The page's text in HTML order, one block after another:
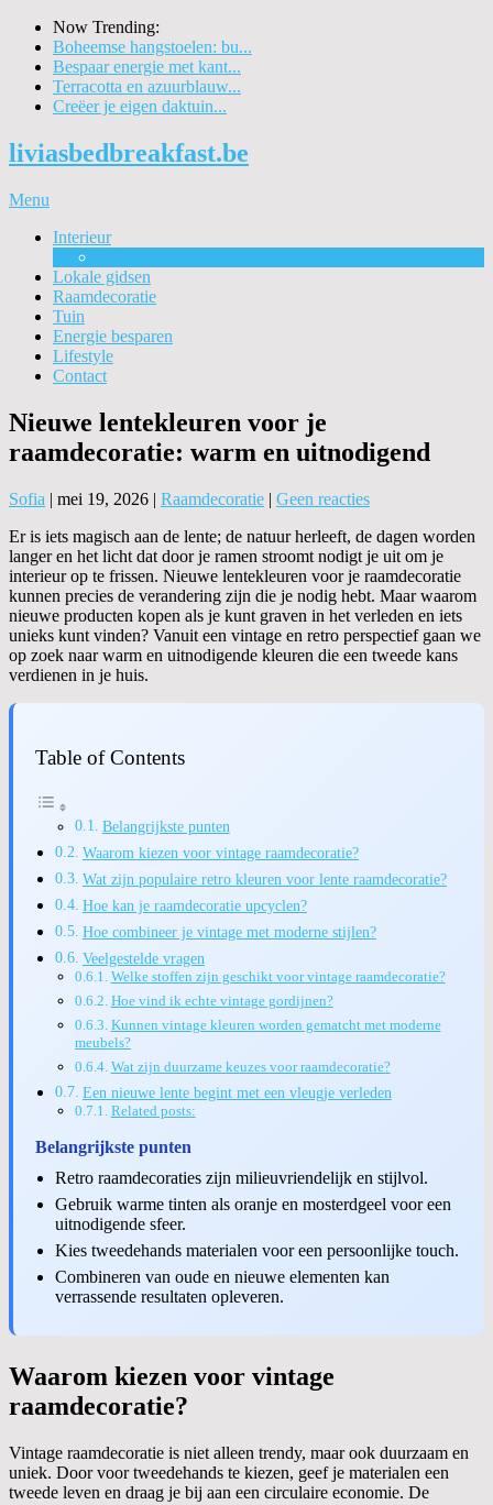
Now Trending:
Boheemse hangstoelen: bu...
Bespaar energie met kant...
Terracotta en azuurblauw...
Creëer je eigen daktuin...
liviasbedbreakfast.be
Menu
Interieur
Lokale gidsen
Raamdecoratie
Tuin
Energie besparen
Lifestyle
Contact
Nieuwe lentekleuren voor je
raamdecoratie: warm en uitnodigend
Sofia | mei 19, 2026 | Raamdecoratie | Geen reacties
Er is iets magisch aan de lente; de natuur herleeft, de dagen worden
langer en het licht dat door je ramen stroomt nodigt je uit om je
interieur op te frissen. Nieuwe lentekleuren voor je raamdecoratie
kunnen precies de verandering zijn die je nodig hebt. Maar waarom
nieuwe producten kopen als je kunt graven in het verleden en iets
unieks kunt vinden? Vanuit een vintage en retro perspectief gaan we
op zoek naar warm en uitnodigende kleuren die een tweede kans
verdienen in je huis.
Table of Contents
Belangrijkste punten
Waarom kiezen voor vintage raamdecoratie?
Wat zijn populaire retro kleuren voor lente raamdecoratie?
Hoe kan je raamdecoratie upcyclen?
Hoe combineer je vintage met moderne stijlen?
Veelgestelde vragen
Welke stoffen zijn geschikt voor vintage raamdecoratie?
Hoe vind ik echte vintage gordijnen?
Kunnen vintage kleuren worden gematcht met moderne
meubels?
Wat zijn duurzame keuzes voor raamdecoratie?
Een nieuwe lente begint met een vleugje verleden
Related posts:
Belangrijkste punten
Retro raamdecoraties zijn milieuvriendelijk en stijlvol.
Gebruik warme tinten als oranje en mosterdgeel voor een
uitnodigende sfeer.
Kies tweedehands materialen voor een persoonlijke touch.
Combineren van oude en nieuwe elementen kan
verrassende resultaten opleveren.
Waarom kiezen voor vintage
raamdecoratie?
Vintage raamdecoratie is niet alleen trendy, maar ook duurzaam en
uniek. Door voor tweedehands te kiezen, geef je materialen een
tweede leven en draag je bij aan een circulaire economie. De